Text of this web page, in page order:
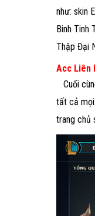
như: skin
Binh Tinh
Thập Đại
Acc Liên
Cuối
tất cả mọi
trang chủ